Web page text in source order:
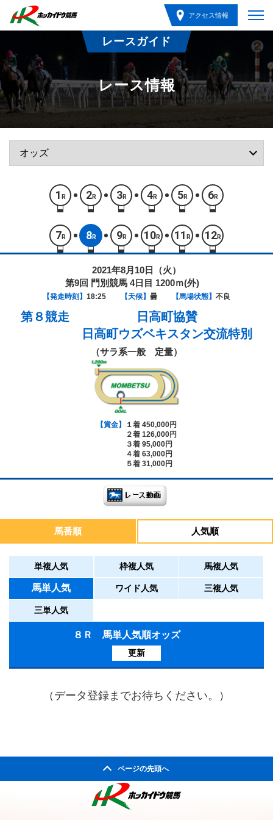
アクセス情報
レースガイド
レース情報
1 R 2R 3R 4R 5R 6R
7 R 8R 9R 10R 11 R 12R
2021年8月10日（火）
第9回 門別競馬 4日目 1200ｍ(外)
【発走時刻】 18:25 【天候】 曇 【馬場状態】 不良
第８競走
日高町協賛
日高町ウズベキスタン交流特別
（サラ系一般 定量）
【賞金】
１着 450,000円
２着 126,000円
３着 95,000円
４着 63,000円
５着 31,000円
馬番順 人気順
単複人気 枠複人気 馬複人気
馬単人気 ワイド人気 三複人気
三単人気
８Ｒ 馬単人気順オッズ
更新
（データ登録までお待ちください。）
ページの先頭へ